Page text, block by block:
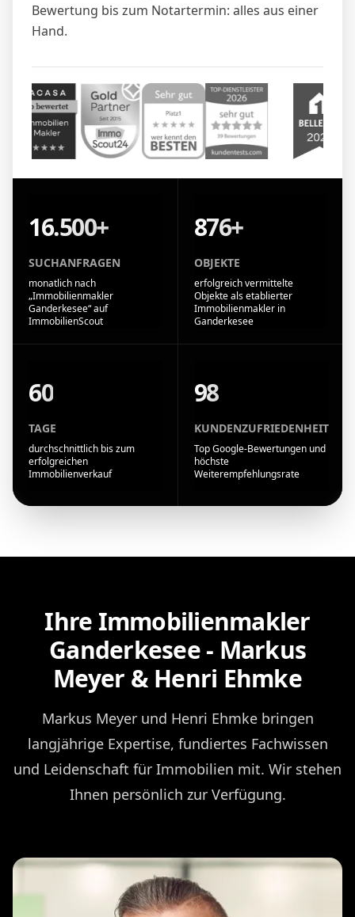
Bewertung bis zum Notartermin: alles aus einer
Hand.
16.500+
SUCHANFRAGEN
monatlich nach
„Immobilienmakler
Ganderkesee“ auf
ImmobilienScout
876+
OBJEKTE
erfolgreich vermittelte
Objekte als etablierter
Immobilienmakler in
Ganderkesee
60
TAGE
durchschnittlich bis zum
erfolgreichen
Immobilienverkauf
98
KUNDENZUFRIEDENHEIT
Top Google-Bewertungen und
höchste
Weiterempfehlungsrate
Ihre Immobilienmakler
Ganderkesee - Markus
Meyer & Henri Ehmke
Markus Meyer und Henri Ehmke bringen
langjährige Expertise, fundiertes Fachwissen
und Leidenschaft für Immobilien mit. Wir stehen
Ihnen persönlich zur Verfügung.